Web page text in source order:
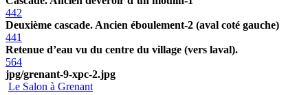
442
Deuxième cascade. Ancien éboulement-2 (aval coté gauche)
441
Retenue d’eau vu du centre du village (vers laval).
564
jpg/grenant-9-xpc-2.jpg
Le Salon à Grenant